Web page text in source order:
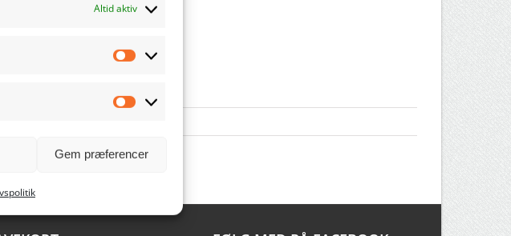
Altid aktiv
Statistikker
Marketing
Gem præferencer